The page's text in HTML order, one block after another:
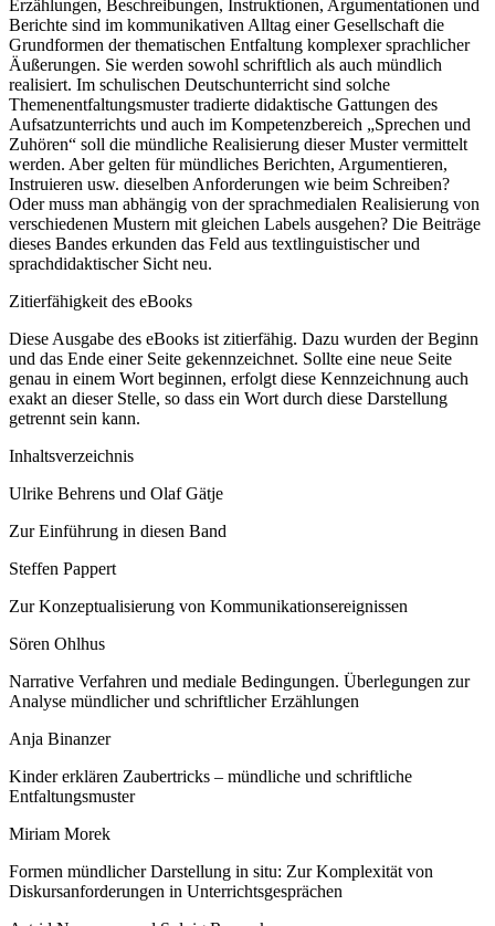
Erzählungen, Beschreibungen, Instruktionen, Argumentationen und
Berichte sind im kommunikativen Alltag einer Gesellschaft die
Grundformen der thematischen Entfaltung komplexer sprachlicher
Äußerungen. Sie werden sowohl schriftlich als auch mündlich
realisiert. Im schulischen Deutschunterricht sind solche
Themenentfaltungsmuster tradierte didaktische Gattungen des
Aufsatzunterrichts und auch im Kompetenzbereich „Sprechen und
Zuhören“ soll die mündliche Realisierung dieser Muster vermittelt
werden. Aber gelten für mündliches Berichten, Argumentieren,
Instruieren usw. dieselben Anforderungen wie beim Schreiben?
Oder muss man abhängig von der sprachmedialen Realisierung von
verschiedenen Mustern mit gleichen Labels ausgehen? Die Beiträge
dieses Bandes erkunden das Feld aus textlinguistischer und
sprachdidaktischer Sicht neu.
Zitierfähigkeit des eBooks
Diese Ausgabe des eBooks ist zitierfähig. Dazu wurden der Beginn
und das Ende einer Seite gekennzeichnet. Sollte eine neue Seite
genau in einem Wort beginnen, erfolgt diese Kennzeichnung auch
exakt an dieser Stelle, so dass ein Wort durch diese Darstellung
getrennt sein kann.
Inhaltsverzeichnis
Ulrike Behrens und Olaf Gätje
Zur Einführung in diesen Band
Steffen Pappert
Zur Konzeptualisierung von Kommunikationsereignissen
Sören Ohlhus
Narrative Verfahren und mediale Bedingungen. Überlegungen zur
Analyse mündlicher und schriftlicher Erzählungen
Anja Binanzer
Kinder erklären Zaubertricks – mündliche und schriftliche
Entfaltungsmuster
Miriam Morek
Formen mündlicher Darstellung in situ: Zur Komplexität von
Diskursanforderungen in Unterrichtsgesprächen